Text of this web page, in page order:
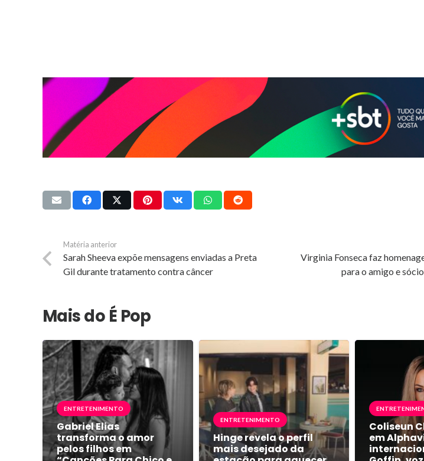
Matéria anterior
Sarah Sheeva expõe mensagens enviadas a Preta
Gil durante tratamento contra câncer
Virginia Fonseca faz
para o amigo e
Mais do É Pop
ENTRETENIMENTO
Gabriel Elias
transforma o amor
pelos filhos em
ENTRETENIMENTO
Hinge revela o perfil
mais desejado da
Coliseun
em